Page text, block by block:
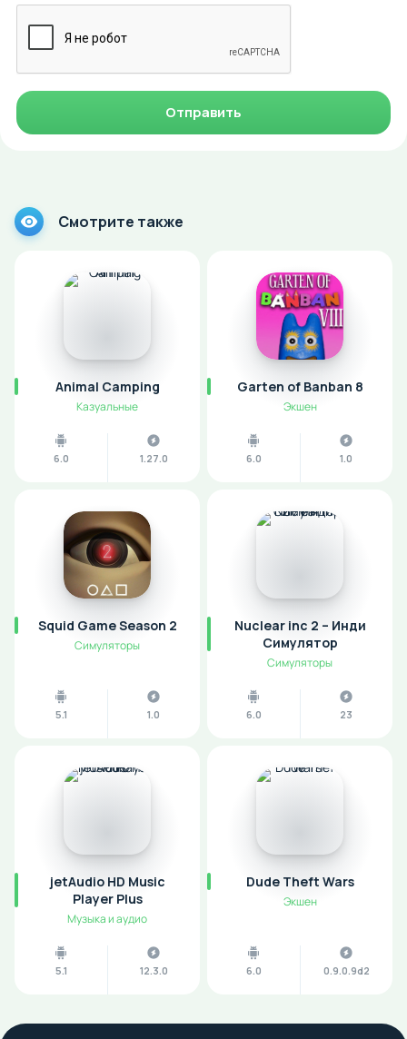
Отправить
Смотрите также
Animal Camping
Казуальные
6.0 1.27.0
Garten of Banban 8
Экшен
6.0 1.0
Squid Game Season 2
Симуляторы
5.1 1.0
Nuclear inc 2 – Инди
Симулятор
Симуляторы
6.0 23
jetAudio HD Music
Player Plus
Музыка и аудио
5.1 12.3.0
Dude Theft Wars
Экшен
6.0 0.9.0.9d2